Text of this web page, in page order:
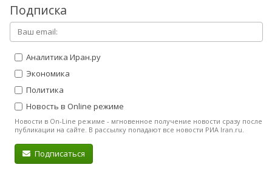
Подписка
Аналитика Иран.ру
Экономика
Политика
Новость в Online режиме
Новости в On-Line режиме - мгновенное получение новости сразу после
публикации на сайте. В рассылку попадают все новости РИА Iran.ru.
Подписаться